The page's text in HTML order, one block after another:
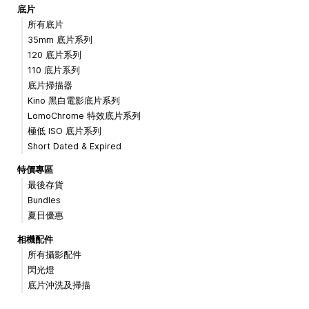
底片
所有底片
35mm 底片系列
120 底片系列
110 底片系列
底片掃描器
Kino 黑白電影底片系列
LomoChrome 特效底片系列
極低 ISO 底片系列
Short Dated & Expired
特價專區
最後存貨
Bundles
夏日優惠
相機配件
所有攝影配件
閃光燈
底片沖洗及掃描